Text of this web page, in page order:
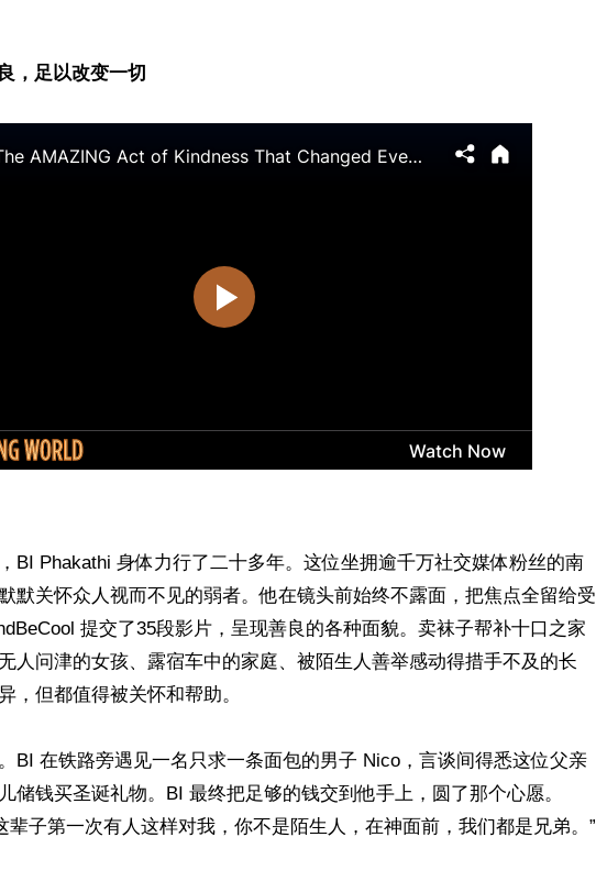
，足以改变一切
BI Phakathi 身体力行了二十多年。这位坐拥逾千万社交媒体粉丝的南
默关怀众人视而不见的弱者。他在镜头前始终不露面，把焦点全留给受
提交了35段影片，呈现善良的各种面貌。卖袜子帮补十口之家
人问津的女孩、露宿车中的家庭、被陌生人善举感动得措手不及的长
但都值得被关怀和帮助。
BI 在铁路旁遇见一名只求一条面包的男子 Nico，言谈间得悉这位父亲
储钱买圣诞礼物。BI 最终把足够的钱交到他手上，圆了那个心愿。
辈子第一次有人这样对我，你不是陌生人，在神面前，我们都是兄弟。”